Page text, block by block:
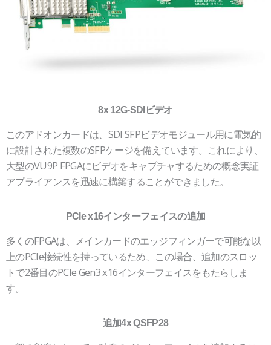
8x 12G-SDIビデオ
このアドオンカードは、SDI SFPビデオモジュール用に電気的
に設計された複数のSFPケージを備えています。これにより、
大型のVU9P FPGAにビデオをキャプチャするための概念実証
アプライアンスを迅速に構築することができました。
PCIe x16インターフェイスの追加
多くのFPGAは、メインカードのエッジフィンガーで可能な以
上のPCIe接続性を持っているため、この場合、追加のスロッ
トで2番目のPCIe Gen3 x16インターフェイスをもたらしま
す。
追加4x QSFP28